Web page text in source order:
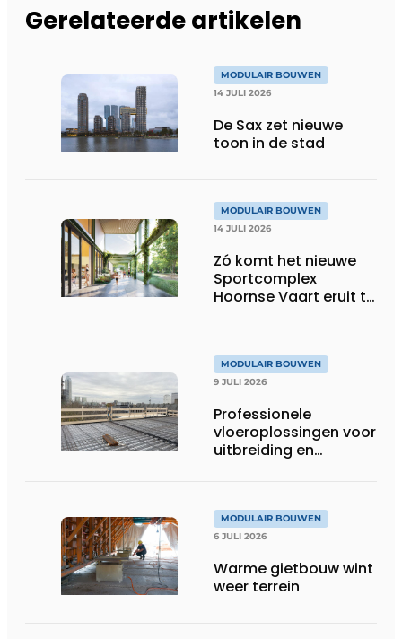
Gerelateerde artikelen
MODULAIR BOUWEN
14 JULI 2026
De Sax zet nieuwe
toon in de stad
MODULAIR BOUWEN
14 JULI 2026
Zó komt het nieuwe
Sportcomplex
Hoornse Vaart eruit te
MODULAIR BOUWEN
9 JULI 2026
Professionele
vloeroplossingen voor
uitbreiding en
MODULAIR BOUWEN
6 JULI 2026
Warme gietbouw wint
weer terrein